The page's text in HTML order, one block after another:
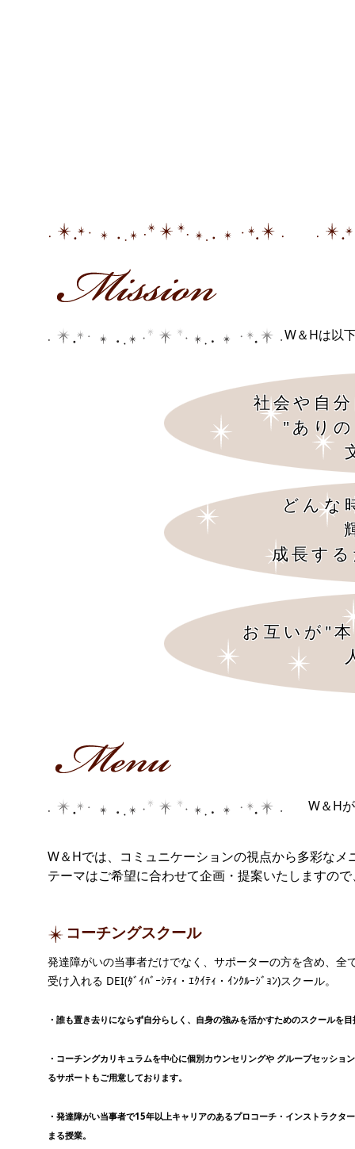
W＆Hは以
社会や自
"あり
どんな
成長す
お互いが"
W＆H
W＆Hでは、コミュニケーションの視点から多彩な
テーマはご希望に合わせて企画・提案いたしますの
コーチングスクール
発達障がいの当事者だけでなく、サポーターの方を含め、全
受け入れる DEI(ﾀﾞｲﾊﾞｰｼﾃｨ・ｴｸｲﾃｨ・ｲﾝｸﾙｰｼﾞｮﾝ)スクール。
・誰も置き去りにならず自分らしく、自身の強みを活かすためのスクールを
・コーチングカリキュラムを中心に個別カウンセリングや グループセッショ
るサポートもご用意しております。
・発達障がい当事者で15年以上キャリアのあるプロコーチ・インストラクタ
まる授業。